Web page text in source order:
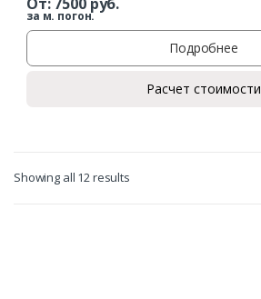
за м. погон.
Подробнее
Расчет стоимости
Showing all 12 results